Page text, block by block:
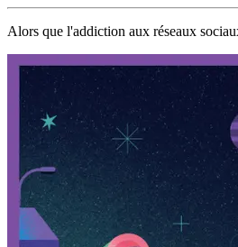
Alors que l'addiction aux réseaux